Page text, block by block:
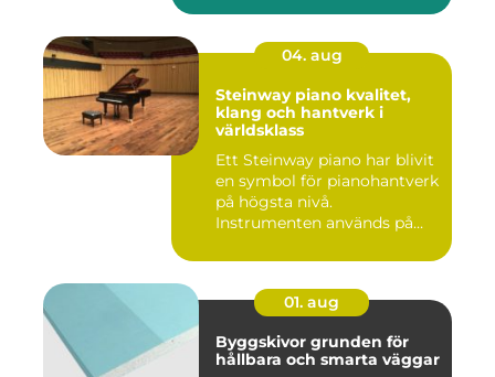
04. aug
Steinway piano kvalitet,
klang och hantverk i
världsklass
Ett Steinway piano har blivit
en symbol för pianohantverk
på högsta nivå.
Instrumenten används på
01. aug
Byggskivor grunden för
hållbara och smarta väggar